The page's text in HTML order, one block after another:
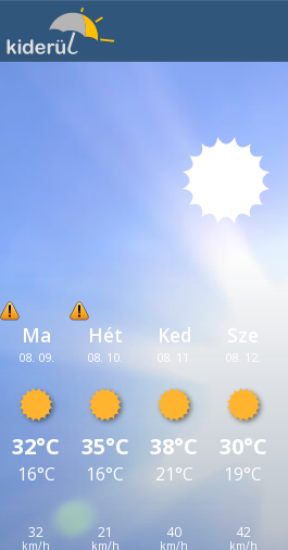
Ma
08. 09.
32°C
16°C
32
Hét
08. 10.
35°C
16°C
21
Ked
08. 11.
38°C
21°C
40
08. 12.
30°C
19°C
42